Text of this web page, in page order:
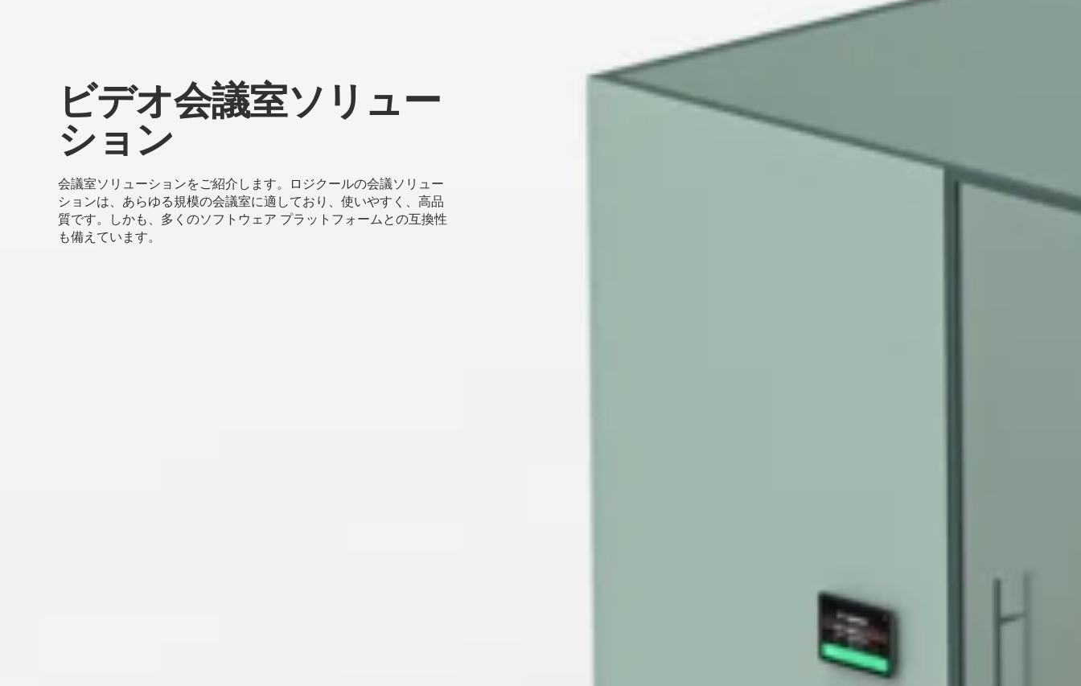
ビデオ会議室ソリュー
ション
会議室ソリューションをご紹介します。ロジクールの会議ソリュー
ションは、あらゆる規模の会議室に適しており、使いやすく、高品
質です。しかも、多くのソフトウェア プラットフォームとの互換性
も備えています。